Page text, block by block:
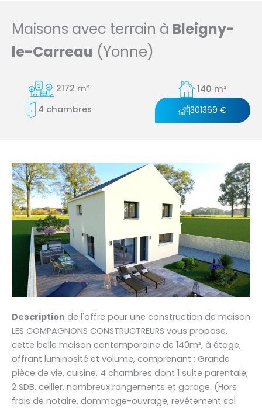
Maisons avec terrain à Bleigny-
le-Carreau (Yonne)
2172 m²
140 m²
4 chambres
301369 €
Description de l'offre pour une construction de maison
LES COMPAGNONS CONSTRUCTREURS vous propose,
cette belle maison contemporaine de 140m², à étage,
offrant luminosité et volume, comprenant : Grande
pièce de vie, cuisine, 4 chambres dont 1 suite parentale,
2 SDB, cellier, nombreux rangements et garage. (Hors
frais de notaire, dommage-ouvrage, revêtement sol